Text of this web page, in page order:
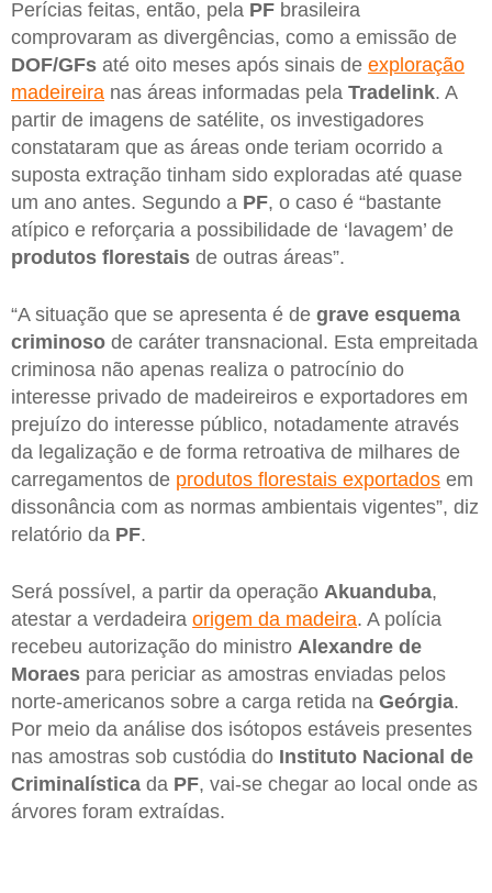
Perícias feitas, então, pela PF brasileira
comprovaram as divergências, como a emissão de
DOF/GFs até oito meses após sinais de exploração
madeireira nas áreas informadas pela Tradelink. A
partir de imagens de satélite, os investigadores
constataram que as áreas onde teriam ocorrido a
suposta extração tinham sido exploradas até quase
um ano antes. Segundo a PF, o caso é “bastante
atípico e reforçaria a possibilidade de ‘lavagem’ de
produtos florestais de outras áreas”.
“A situação que se apresenta é de grave esquema
criminoso de caráter transnacional. Esta empreitada
criminosa não apenas realiza o patrocínio do
interesse privado de madeireiros e exportadores em
prejuízo do interesse público, notadamente através
da legalização e de forma retroativa de milhares de
carregamentos de produtos florestais exportados em
dissonância com as normas ambientais vigentes”, diz
relatório da PF.
Será possível, a partir da operação Akuanduba,
atestar a verdadeira origem da madeira. A polícia
recebeu autorização do ministro Alexandre de
Moraes para periciar as amostras enviadas pelos
norte-americanos sobre a carga retida na Geórgia.
Por meio da análise dos isótopos estáveis presentes
nas amostras sob custódia do Instituto Nacional de
Criminalística da PF, vai-se chegar ao local onde as
árvores foram extraídas.